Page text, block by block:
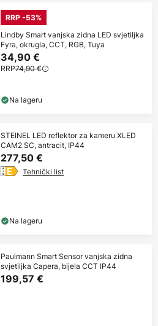
RRP -53%
Lindby Smart vanjska zidna LED svjetiljka
Fyra, okrugla, CCT, RGB, Tuya
34,90 €
RRP74,90 €
Na lageru
STEINEL LED reflektor za kameru XLED
CAM2 SC, antracit, IP44
277,50 €
Tehnički list
Na lageru
Paulmann Smart Sensor vanjska zidna
svjetiljka Capera, bijela CCT IP44
199,57 €